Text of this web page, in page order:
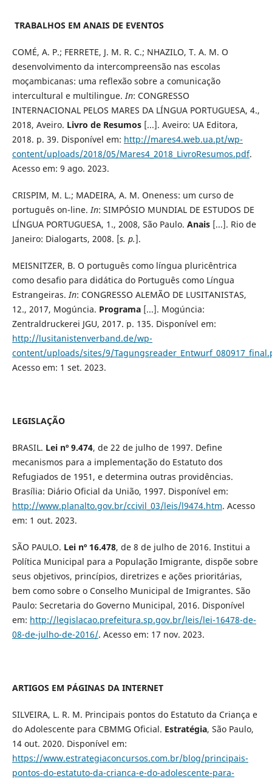
TRABALHOS EM ANAIS DE EVENTOS
COMÉ, A. P.; FERRETE, J. M. R. C.; NHAZILO, T. A. M. O
desenvolvimento da intercompreensão nas escolas
moçambicanas: uma reflexão sobre a comunicação
intercultural e multilingue.In: CONGRESSO
INTERNACIONAL PELOS MARES DA LÍNGUA PORTUGUESA, 4.,
2018, Aveiro. Livro de Resumos[...]. Aveiro: UA Editora,
2018. p. 39. Disponível em: http://mares4.web.ua.pt/wp-
content/uploads/2018/05/Mares4_2018_LivroResumos.pdf.
Acesso em: 9 ago. 2023.
CRISPIM, M. L.; MADEIRA, A. M. Oneness: um curso de
português on-line.In: SIMPÓSIO MUNDIAL DE ESTUDOS DE
LÍNGUA PORTUGUESA, 1., 2008, São Paulo. Anais[...]. Rio de
Janeiro: Dialogarts, 2008. [s. p.].
MEISNITZER, B. O português como língua pluricêntrica
como desafio para didática do Português como Língua
Estrangeiras.In: CONGRESSO ALEMÃO DE LUSITANISTAS,
12., 2017, Mogúncia. Programa[...]. Mogúncia:
Zentraldruckerei JGU, 2017. p. 135. Disponível em:
http://lusitanistenverband.de/wp-
content/uploads/sites/9/
Acesso em: 1 set. 2023.
LEGISLAÇÃO
BRASIL. Lei nº 9.474, de 22 de julho de 1997. Define
mecanismos para a implementação do Estatuto dos
Refugiados de 1951, e determina outras providências.
Brasília: Diário Oficial da União, 1997. Disponível em:
http://www.planalto.gov.br/ccivil_03/leis/l9474.htm. Acesso
em: 1 out. 2023.
SÃO PAULO. Lei nº 16.478, de 8 de julho de 2016. Institui a
Política Municipal para a População Imigrante, dispõe sobre
seus objetivos, princípios, diretrizes e ações prioritárias,
bem como sobre o Conselho Municipal de Imigrantes. São
Paulo: Secretaria do Governo Municipal, 2016. Disponível
em: http://legislacao.prefeitura.sp.gov.br/leis/lei-16478-de-
08-de-julho-de-2016/. Acesso em: 17 nov. 2023.
ARTIGOS EM PÁGINAS DA INTERNET
SILVEIRA, L. R. M. Principais pontos do Estatuto da Criança e
do Adolescente para CBMMG Oficial. Estratégia, São Paulo,
14 out. 2020. Disponível em:
https://www.estrategiaconcursos.com.br/blog/principais-
pontos-do-estatuto-da-crianca-e-do-adolescente-para-